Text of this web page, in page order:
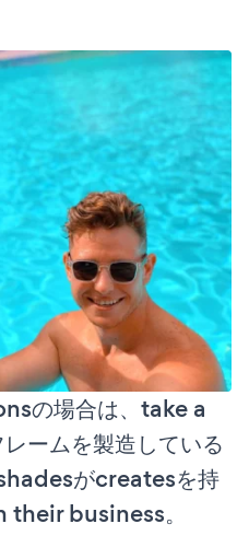
の場合は、take a
ームを製造している
がcreatesを持
their business。